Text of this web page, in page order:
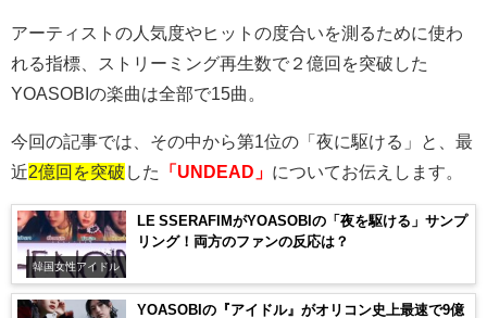
アーティストの人気度やヒットの度合いを測るために使わ
れる指標、ストリーミング再生数で２億回を突破した
YOASOBI の楽曲は全部で15曲。
今回の記事では、その中から第1 位の「夜に駆ける」と、最
近2億回を突破 した 「UNDEAD」 についてお伝えします。
韓国女性アイドル
LE SSERAFIMがYOASOBIの「夜を駆ける」サンプ
リング！両方のファンの反応は？
YOASOBIの『アイドル』がオリコン史上最速で9億